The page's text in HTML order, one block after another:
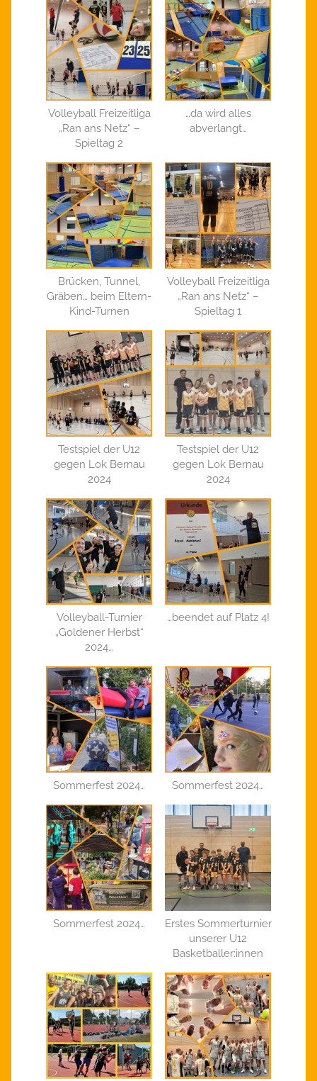
Volleyball Freizeitliga
„Ran ans Netz“ –
Spieltag 2
…da wird alles
abverlangt…
Brücken, Tunnel,
Gräben… beim Eltern-
Kind-Turnen
Volleyball Freizeitliga
„Ran ans Netz“ –
Spieltag 1
Testspiel der U12
gegen Lok Bernau
2024
Testspiel der U12
gegen Lok Bernau
2024
Volleyball-Turnier
„Goldener Herbst“
2024…
…beendet auf Platz 4!
Sommerfest 2024… Sommerfest 2024…
Sommerfest 2024…
Erstes Sommerturnier
unserer U12
Basketballer:innen